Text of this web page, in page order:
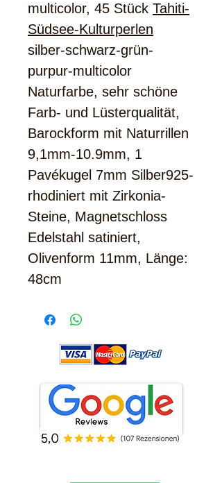
multicolor, 45 Stück Tahiti-
Südsee-Kulturperlen
silber-schwarz-grün-
purpur-multicolor
Naturfarbe, sehr schöne
Farb- und Lüsterqualität,
Barockform mit Naturrillen
9,1mm-10.9mm, 1
Pavékugel 7mm Silber925-
rhodiniert mit Zirkonia-
Steine, Magnetschloss
Edelstahl satiniert,
Olivenform 11mm, Länge:
48cm